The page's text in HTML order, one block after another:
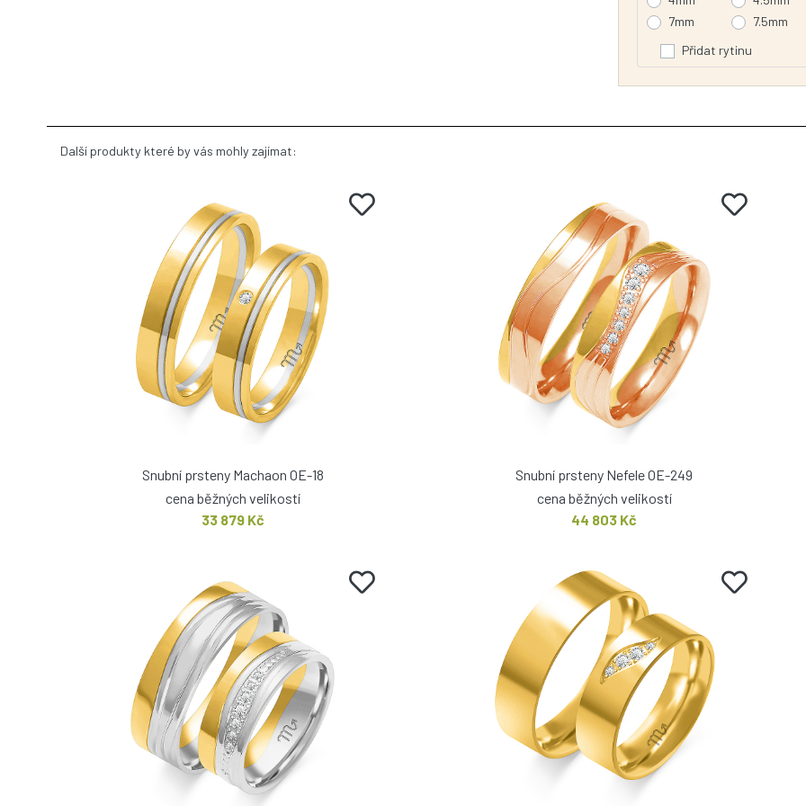
7mm
7.5mm
Přidat rytinu
Další produkty které by vás mohly zajímat:
Snubní prsteny Machaon OE-18
cena běžných velikostí
33 879 Kč
Snubní prsteny Nefele OE-249
cena běžných velikostí
44 803 Kč